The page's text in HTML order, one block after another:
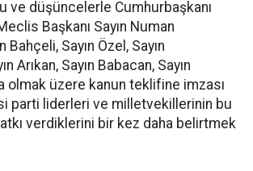
ve düşüncelerle Cumhurbaşkanı
Başkanı Sayın Numan
Bahçeli, Sayın Özel, Sayın
Arıkan, Sayın Babacan, Sayın
olmak üzere kanun teklifine imzası
parti liderleri ve milletvekillerinin bu
verdiklerini bir kez daha belirtmek